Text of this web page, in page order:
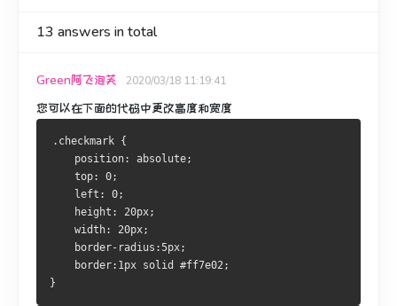
13 answers in total
Green阿飞泡芙 2020/03/18 11:19:41
您可以在下面的代码中更改高度和宽度
.checkmark {
    position: absolute;
    top: 0;
    left: 0;
    height: 20px;
    width: 20px;
    border-radius:5px;
    border:1px solid #ff7e02;
}